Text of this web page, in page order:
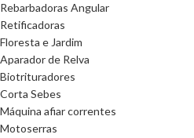
Rebarbadoras Angular
Retificadoras
Floresta e Jardim
Aparador de Relva
Biotrituradores
Corta Sebes
Máquina afiar correntes
Motoserras